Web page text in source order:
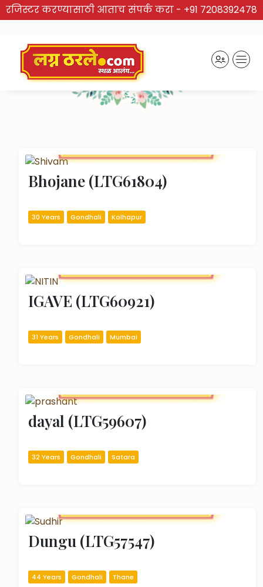
रजिस्टर करण्यासाठी आताच संपर्क करा - +91 7208392478
TRUSTED BRAND
Recently Activated Profiles
Bhojane (LTG61804)
30 Years Gondhali Kolhapur
IGAVE (LTG60921)
31 Years Gondhali Mumbai
dayal (LTG59607)
32 Years Gondhali Satara
Dungu (LTG57547)
44 Years Gondhali Thane